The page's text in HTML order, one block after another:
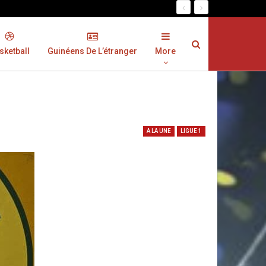
Guinéens De L’étranger More
A LA UNE LIGUE 1